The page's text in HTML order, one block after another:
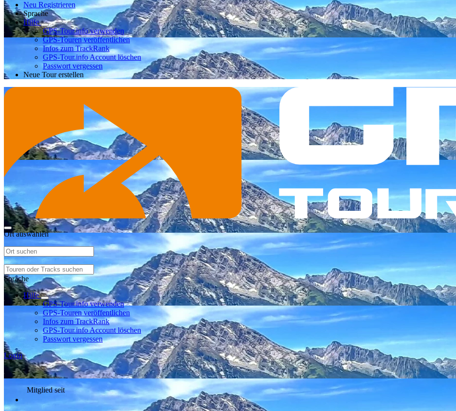
Neu Registrieren
Sprache
Hilfe
GPS-Tour.info verwenden
GPS-Touren veröffentlichen
Infos zum TrackRank
GPS-Tour.info Account löschen
Passwort vergessen
Neue Tour erstellen
Ort auswählen
Sprache
Hilfe
GPS-Tour.info verwenden
GPS-Touren veröffentlichen
Infos zum TrackRank
GPS-Tour.info Account löschen
Passwort vergessen
Login
Mitglied seit